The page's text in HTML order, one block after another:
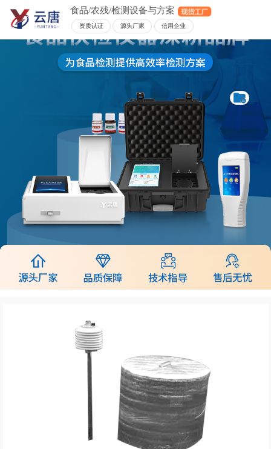
食品/农残/检测设备与方案
资质认证 源头厂家 信用企业